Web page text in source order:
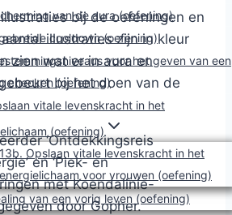
van de aura (oefening)
cooldown (oefening)
voor het geven van een
checken (oefening)
vitale levenskracht in het
(oefening)
13b. Opslaan vitale levenskracht in het
energielichaam voor vrouwen (oefening)
van een vorig leven (oefening)
bij de oefeningen en
illustraties zijn in kleur
zien wat er in aura en
bij het doen van de
‘Ontdekkingsreis
en ‘Piek- en
met Koendalinie-
door Gopher.